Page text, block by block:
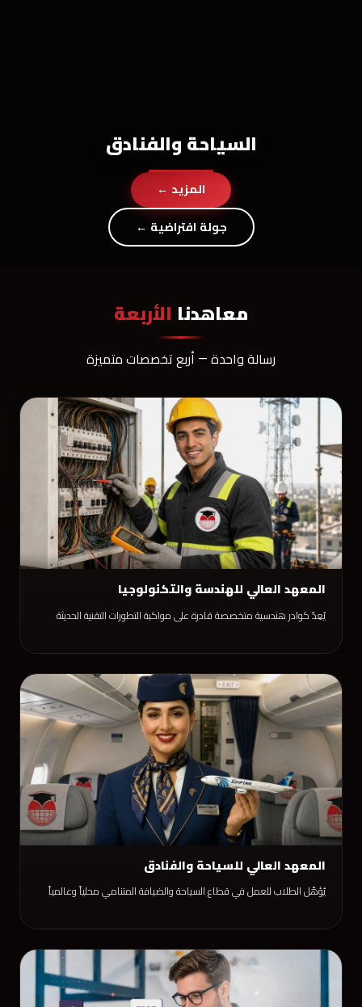
السياحة والفنادق
المزيد ←
جولة افتراضية ←
معاهدنا الأربعة
رسالة واحدة — أربع تخصصات متميزة
المعهد العالي للهندسة والتكنولوجيا
يُعِدّ كوادر هندسية متخصصة قادرة على مواكبة التطورات التقنية الحديثة
المعهد العالي للسياحة والفنادق
يُؤهّل الطلاب للعمل في قطاع السياحة والضيافة المتنامي محلياً وعالمياً